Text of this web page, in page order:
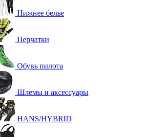
Нижнее белье
Перчатки
Обувь пилота
Шлемы и аксессуары
HANS/HYBRID